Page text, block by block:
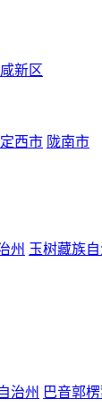
新区
定西市 陇南市
州 玉树藏族自
治州 巴音郭